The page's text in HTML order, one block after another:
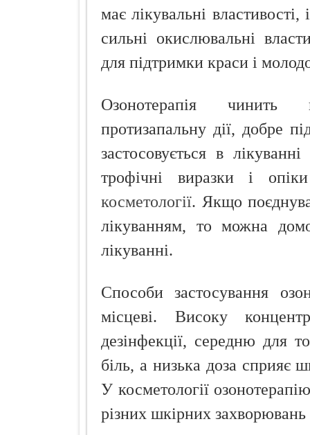
має лікувальні
сильні окислювальні
для підтримки краси і
Озонотерапія чинить
протизапальну дії, добре
застосовується в
трофічні виразки і
косметології. Якщо
лікуванням, то можна
лікуванні.
Способи застосування
місцеві. Високу
дезінфекції, середню для
біль, а низька доза сприяє
У косметології
різних шкірних захворювань